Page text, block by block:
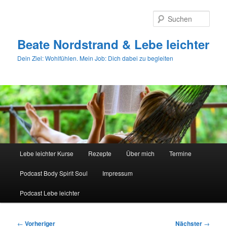
Beate Nordstrand & Lebe leichter
Dein Ziel: Wohlfühlen. Mein Job: Dich dabei zu begleiten
Lebe leichter Kurse Rezepte Über mich Termine
Podcast Body Spirit Soul Impressum
Podcast Lebe leichter
Beitragsnavigation
← Vorheriger Nächster →